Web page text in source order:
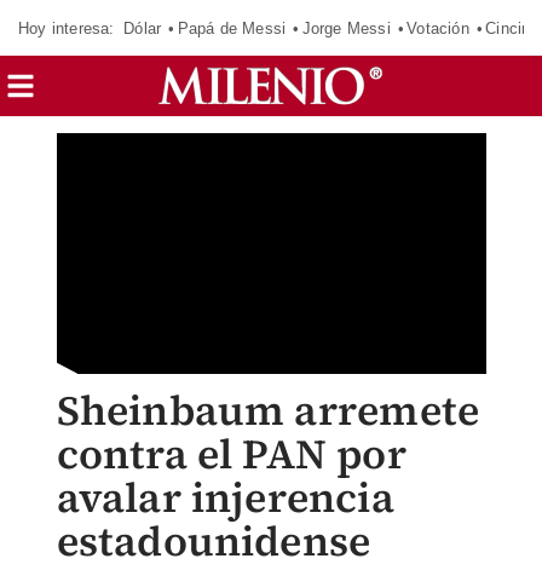
Hoy interesa: Dólar Papá de Messi Jorge Messi Votación
Sheinbaum arremete
contra el PAN por
avalar injerencia
estadounidense